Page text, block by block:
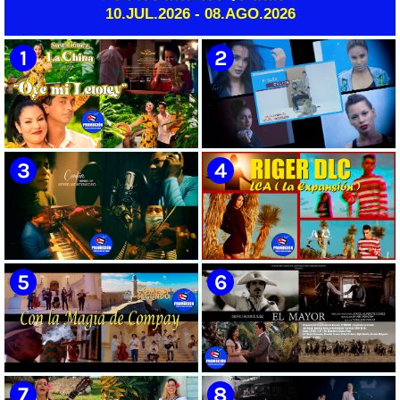
10.JUL.2026 - 08.AGO.2026
🟡 Susel Gómez (La China) ||
¨Oye Mi Leloley¨ || Director:
Onelio Jesús Larralde González
|| Música popular bailable
cubana || Videoclip || CUBA
🟡 F-CUBA - ¨Solita¨ -
Videoclip - Director: Asiel
Babastro
🟡 María Montenegro -
¨Confía¨ 📺 Videoclip. CUBA
🟡 Riger DLC || ¨LCA ( La
Expansión )¨ || Director: Dani
A.R || Música cubana || Videoclip